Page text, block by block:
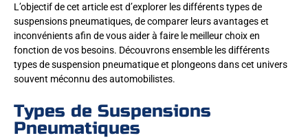
L’objectif de cet article est d’explorer les différents types de
suspensions pneumatiques, de comparer leurs avantages et
inconvénients afin de vous aider à faire le meilleur choix en
fonction de vos besoins. Découvrons ensemble les différents
types de suspension pneumatique et plongeons dans cet univers
souvent méconnu des automobilistes.
Types de Suspensions
Pneumatiques